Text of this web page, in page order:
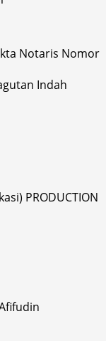
Notaris Nomor
Indah
PRODUCTION